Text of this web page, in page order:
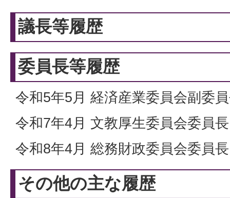
議長等履歴
委員長等履歴
令和5年5月 経済産業委員会副委
令和7年4月 文教厚生委員会委員長
令和8年4月 総務財政委員会委員長
その他の主な履歴